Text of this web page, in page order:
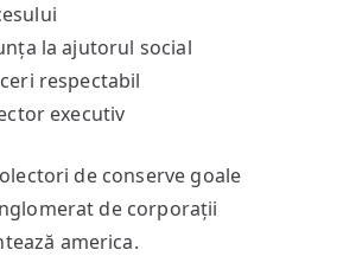
la ajutorul social
respectabil
executiv
de conserve goale
de corporații
america.